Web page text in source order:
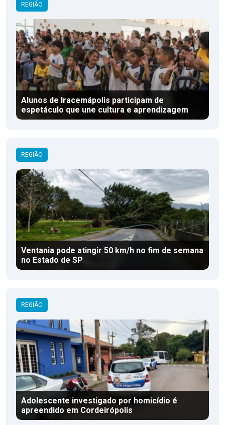
REGIÃO
Alunos de Iracemápolis participam de
espetáculo que une cultura e aprendizagem
REGIÃO
Ventania pode atingir 50 km/h no fim de semana
no Estado de SP
REGIÃO
Adolescente investigado por homicídio é
apreendido em Cordeirópolis